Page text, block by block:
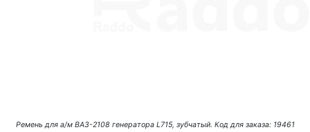
Ремень для а/м ВАЗ-2108 генератора L715, зубчатый. Код для заказа: 19461